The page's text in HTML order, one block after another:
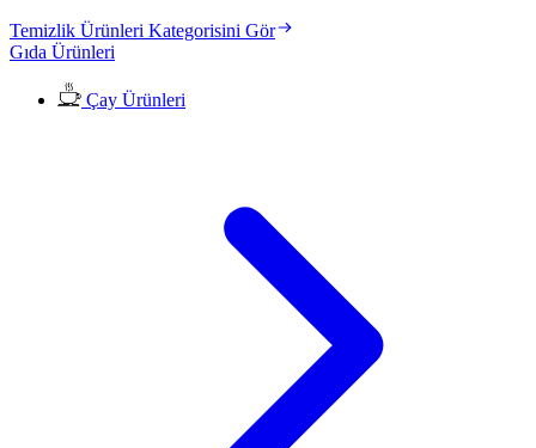
Temizlik Ürünleri Kategorisini Gör
Gıda Ürünleri
Çay Ürünleri